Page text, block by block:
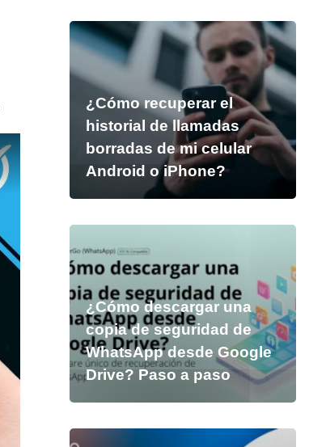
¿Cómo recuperar el
historial de llamadas
borradas de mi celular
Android o iPhone?
¿Cómo descargar una
copia de seguridad de
WhatsApp desde Google
Drive? Paso a paso